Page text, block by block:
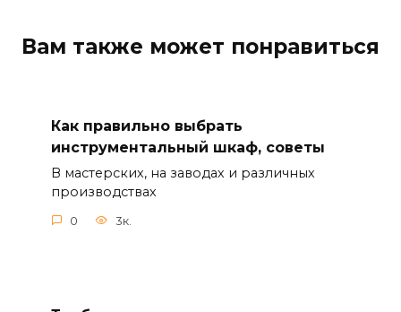
Вам также может понравиться
Как правильно выбрать
инструментальный шкаф, советы
В мастерских, на заводах и различных
производствах
0 3к.